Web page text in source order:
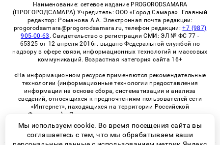
Наименование: сетевое издание PROGORODSAMARA
(ПРОГОРОДСАМАРА) Учредитель: ООО «Город Самара». Главный
редактор: Романова А.А. Электронная почта редакции:
progorodsamara@progorodsamara.ru, телефон редакции:+7 (987)
905-00-63 . Свидетельство о регистрации СМИ: ЭЛ № ФС 77 -
65325 от 12 апреля 2016г. выдано Федеральной службой по
надзору в сфере связи, информационных технологий и массовых
коммуникаций. Возрастная категория сайта 16+
«На информационном ресурсе применяются рекомендательные
технологии (информационные технологии предоставления
информации на основе сбора, систематизации и анализа
сведений, относящихся к предпочтениям пользователей сети
«Интернет», находящихся на территории Российской
Федерации)». Правила применения рекомендательных
технологий в виджетах рекламно-обменной сети
«СМИ2» (PDF)
Мы используем cookie. Во время посещения сайта вы
соглашаетесь с тем, что мы обрабатываем ваши